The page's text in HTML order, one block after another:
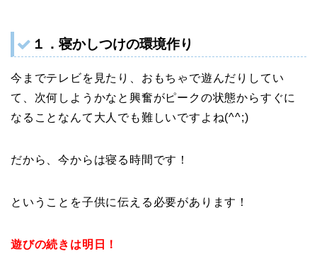
１．寝かしつけの環境作り
今までテレビを見たり、おもちゃで遊んだりしてい
て、次何しようかなと興奮がピークの状態からすぐに
なることなんて大人でも難しいですよね(^^;)
だから、今からは寝る時間です！
ということを子供に伝える必要があります！
遊びの続きは明日！